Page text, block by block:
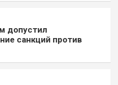
допустил
санкций против